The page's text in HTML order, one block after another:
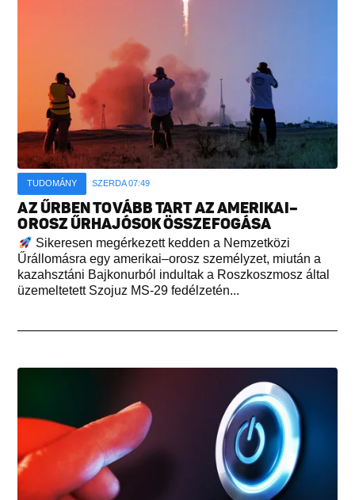
TUDOMÁNY SZERDA 07:49
AZ ŰRBEN TOVÁBB TART AZ AMERIKAI–
OROSZ ŰRHAJÓSOK ÖSSZEFOGÁSA
Sikeresen megérkezett kedden a Nemzetközi
Űrállomásra egy amerikai–orosz személyzet, miután a
kazahsztáni Bajkonurból indultak a Roszkoszmosz által
üzemeltetett Szojuz MS-29 fedélzetén...